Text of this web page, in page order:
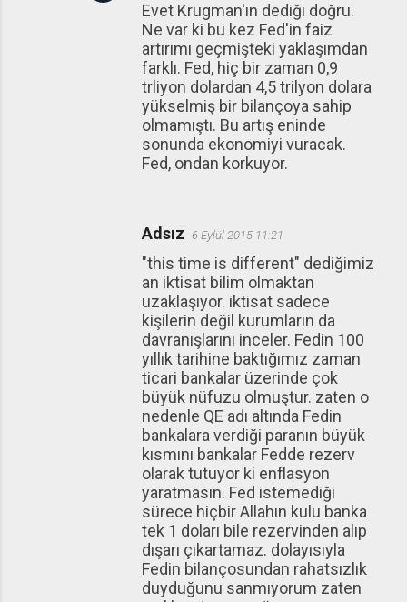
Evet Krugman'ın dediği doğru.
Ne var ki bu kez Fed'in faiz
artırımı geçmişteki yaklaşımdan
farklı. Fed, hiç bir zaman 0,9
trliyon dolardan 4,5 trilyon dolara
yükselmiş bir bilançoya sahip
olmamıştı. Bu artış eninde
sonunda ekonomiyi vuracak.
Fed, ondan korkuyor.
Adsız 6 Eylül 2015 11:21
"this time is different" dediğimiz
an iktisat bilim olmaktan
uzaklaşıyor. iktisat sadece
kişilerin değil kurumların da
davranışlarını inceler. Fedin 100
yıllık tarihine baktığımız zaman
ticari bankalar üzerinde çok
büyük nüfuzu olmuştur. zaten o
nedenle QE adı altında Fedin
bankalara verdiği paranın büyük
kısmını bankalar Fedde rezerv
olarak tutuyor ki enflasyon
yaratmasın. Fed istemediği
sürece hiçbir Allahın kulu banka
tek 1 doları bile rezervinden alıp
dışarı çıkartamaz. dolayısıyla
Fedin bilançosundan rahatsızlık
duyduğunu sanmıyorum zaten